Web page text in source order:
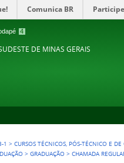
4
Comunica BR Participe
DE MINAS GERAIS
1 >CURSOS TÉCNICOS, PÓS-TÉCNICO E DE
>GRADUAÇÃO >CHAMADA